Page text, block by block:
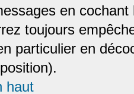
en
toujours
particulier en
haut